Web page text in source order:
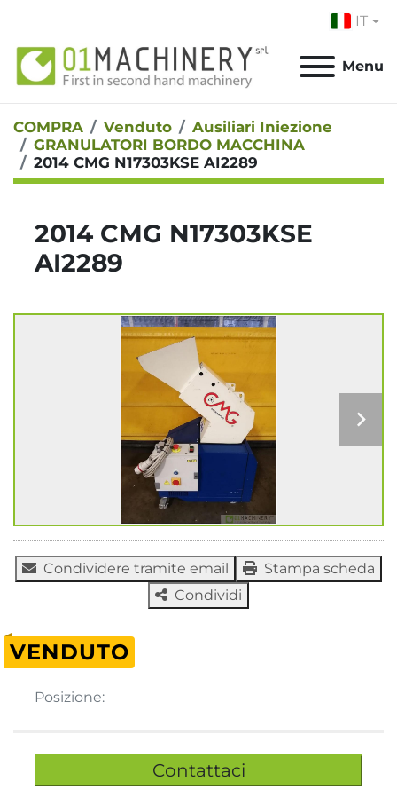
IT
Menu
COMPRA Venduto
Ausiliari Iniezione
GRANULATORI BORDO MACCHINA
2014 CMG N17303KSE AI2289
2014 CMG N17303KSE
AI2289
Condividere tramite email
Stampa scheda
Condividi
VENDUTO
Posizione:
Contattaci